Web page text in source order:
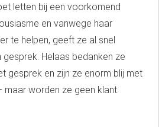
letten bij een voorkomend
en vanwege haar
te helpen, geeft ze al snel
gesprek. Helaas bedanken ze
gesprek en zijn ze enorm blij met
maar worden ze geen klant.